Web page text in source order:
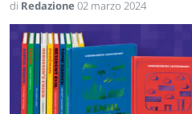
di Redazione02 marzo 2024